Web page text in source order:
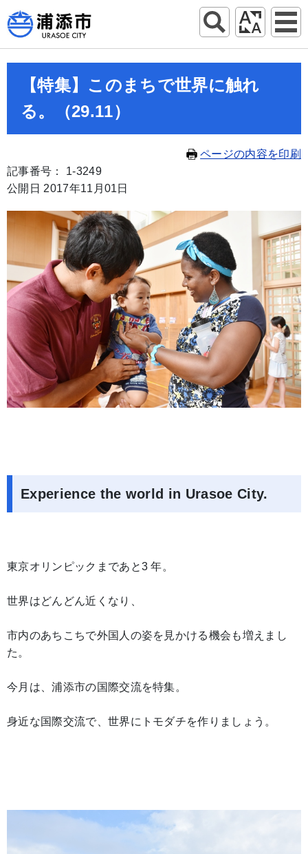
【特集】このまちで世界に触れ
る。（29.11）
ページの内容を印刷
記事番号： 1-3249
公開日 2017年11月01日
Experience the world in Urasoe City.
東京オリンピックまであと3 年。
世界はどんどん近くなり、
市内のあちこちで外国人の姿を見かける機会も増えまし
た。
今月は、浦添市の国際交流を特集。
身近な国際交流で、世界にトモダチを作りましょう。